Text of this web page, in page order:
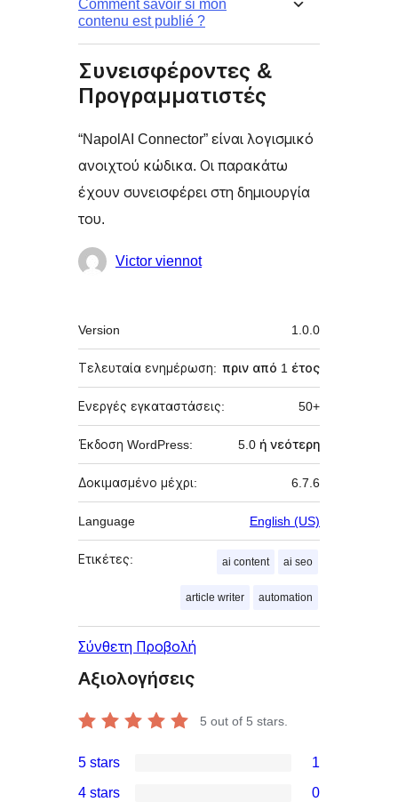
Comment savoir si mon
contenu est publié ?
Συνεισφέροντες &
Προγραμματιστές
“NapolAI Connector” είναι λογισμικό
ανοιχτού κώδικα. Οι παρακάτω
έχουν συνεισφέρει στη δημιουργία
του.
Συντελεστές
Victor viennot
Μεταστοιχεία
Version 1.0.0
Τελευταία ενημέρωση: πριν από 1 έτος
Ενεργές εγκαταστάσεις: 50+
Έκδοση WordPress: 5.0 ή νεότερη
Δοκιμασμένο μέχρι: 6.7.6
Language English (US)
Ετικέτες: ai content ai seo
article writer automation
Σύνθετη Προβολή
Αξιολογήσεις
5 out of 5 stars.
5-
5 stars 1
4 stars 0